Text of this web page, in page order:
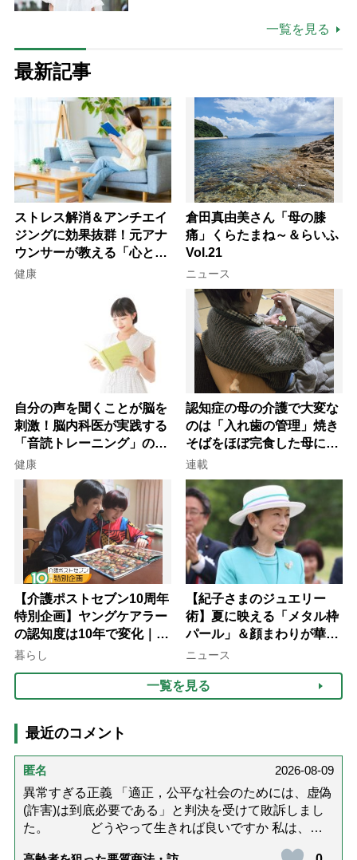
一覧を見る
最新記事
ストレス解消＆アンチエイ
ジングに効果抜群！元アナ
ウンサーが教える「心と体
を元気にする音読の習慣」
健康
倉田真由美さん「母の膝
痛」くらたまね～＆らいふ
Vol.21
ニュース
自分の声を聞くことが脳を
刺激！脳内科医が実践する
「音読トレーニング」の極
意
健康
認知症の母の介護で大変な
のは「入れ歯の管理」焼き
そばをほぼ完食した母に息
子が血の気が引いた理由
連載
【介護ポストセブン10周年
特別企画】ヤングケアラー
の認知度は10年で変化｜流
行語大賞にノミネート、法
暮らし
【紀子さまのジュエリー
術】夏に映える「メタル枠
パール」＆顔まわりが華や
ぐ「揺れる一粒」の使い分
ニュース
一覧を見る
最近のコメント
匿名
2026-08-09
異常すぎる正義 「適正，公平な社会のためには、虚偽
(詐害)は到底必要である」と判決を受けて敗訴しまし
た。 どうやって生きれば良いですか 私は、虚